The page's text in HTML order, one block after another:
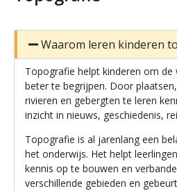
Waarom leren kinderen
Topografie helpt kinderen om de
beter te begrijpen. Door
rivieren en gebergten te leren
inzicht in nieuws, geschiedenis,
Topografie is al jarenlang een
het onderwijs. Het helpt
kennis op te bouwen en
verschillende gebieden en